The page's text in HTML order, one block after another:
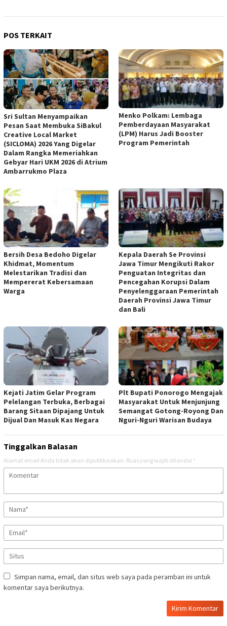
POS TERKAIT
Sri Sultan Menyampaikan
Pesan Saat Membuka SiBakul
Creative Local Market
(SICLOMA) 2026 Yang Digelar
Dalam Rangka Memeriahkan
Gebyar Hari UKM 2026 di Atrium
Ambarrukmo Plaza
Menko Polkam: Lembaga
Pemberdayaan Masyarakat
(LPM) Harus Jadi Booster
Program Pemerintah
Bersih Desa Bedoho Digelar
Khidmat, Momentum
Melestarikan Tradisi dan
Mempererat Kebersamaan
Warga
Kepala Daerah Se Provinsi
Jawa Timur Mengikuti Rakor
Penguatan Integritas dan
Pencegahan Korupsi Dalam
Penyelenggaraan Pemerintah
Daerah Provinsi Jawa Timur
dan Bali
Kejati Jatim Gelar Program
Pelelangan Terbuka, Berbagai
Barang Sitaan Dipajang Untuk
Dijual Dan Masuk Kas Negara
Plt Bupati Ponorogo Mengajak
Masyarakat Untuk Menjunjung
Semangat Gotong-Royong Dan
Nguri-Nguri Warisan Budaya
Tinggalkan Balasan
Alamat email Anda tidak akan dipublikasikan. Ruas yang wajib ditandai *
Simpan nama, email, dan situs web saya pada peramban ini untuk
komentar saya berikutnya.